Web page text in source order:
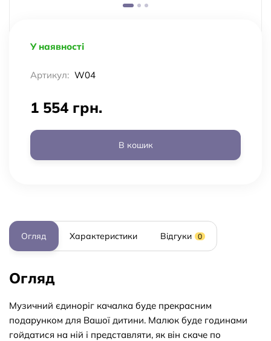
У наявності
Артикул: W04
1 554 грн.
В кошик
Огляд Характеристики Відгуки 0
Огляд
Музичний єдиноріг качалка буде прекрасним
подарунком для Вашої дитини. Малюк буде годинами
гойдатися на ній і представляти, як він скаче по